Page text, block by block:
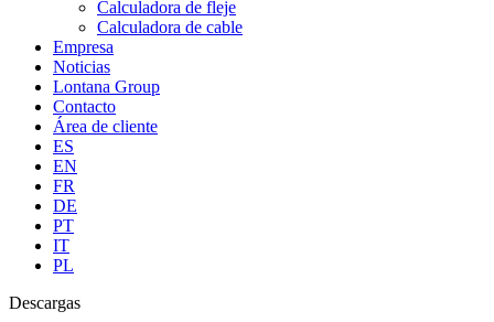
Calculadora de fleje
Calculadora de cable
Empresa
Noticias
Lontana Group
Contacto
Área de cliente
ES
EN
FR
DE
PT
IT
PL
Descargas